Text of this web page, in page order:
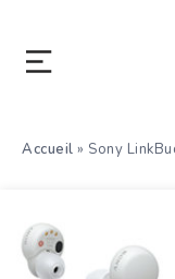
Accueil » Sony